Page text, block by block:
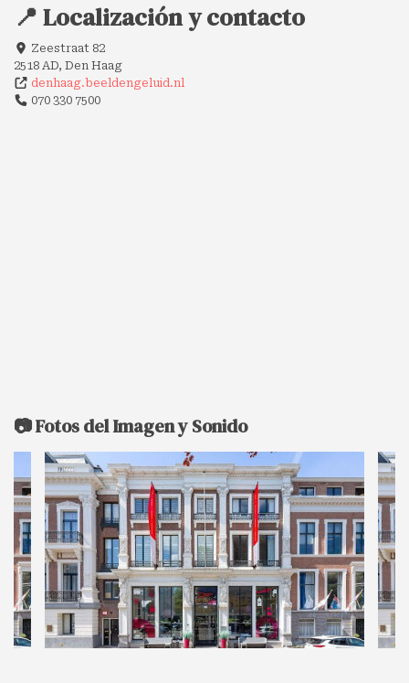
📍 Localización y contacto
Zeestraat 82
2518 AD, Den Haag
denhaag.beeldengeluid.nl
070 330 7500
📷 Fotos del Imagen y Sonido